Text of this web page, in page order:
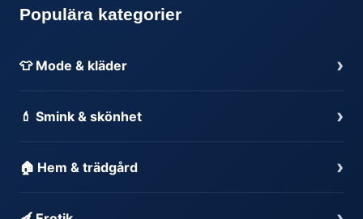
Populära kategorier
👕 Mode & kläder ›
💄 Smink & skönhet ›
🏠 Hem & trädgård ›